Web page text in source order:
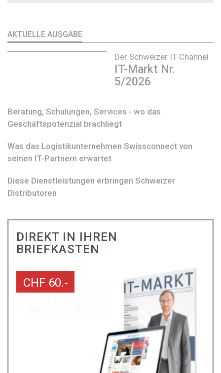
AKTUELLE AUSGABE
Der Schweizer IT-Channel
IT-Markt Nr.
5/2026
Beratung, Schulungen, Services - wo das
Geschäftspotenzial brachliegt
Was das Logistikunternehmen Swissconnect von
seinen IT-Partnern erwartet
Diese Dienstleistungen erbringen Schweizer
Distributoren
DIREKT IN IHREN
BRIEFKASTEN
CHF 60.-